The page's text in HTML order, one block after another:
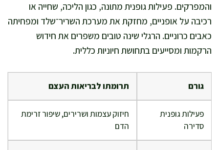
והמפרקים. פעילות גופנית מתונה, כגון הליכה, שחייה או
רכיבה על אופניים, מחזקת את מערכת השריר־שלד ומפחיתה
כאבים כרוניים. הרגלי שינה טובים משפרים את חידוש
הרקמות ומסייעים בתחושת חיוניות כללית.
גורם תרומתו לבריאות העצם
פעילות גופנית
סדירה
חיזוק עצמות ושרירים, שיפור זרימת
הדם